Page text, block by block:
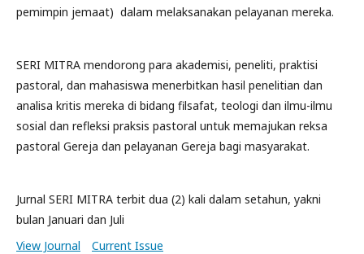
pemimpin jemaat) dalam melaksanakan pelayanan mereka.
SERI MITRA mendorong para akademisi, peneliti, praktisi
pastoral, dan mahasiswa menerbitkan hasil penelitian dan
analisa kritis mereka di bidang filsafat, teologi dan ilmu-ilmu
sosial dan refleksi praksis pastoral untuk memajukan reksa
pastoral Gereja dan pelayanan Gereja bagi masyarakat.
Jurnal SERI MITRA terbit dua (2) kali dalam setahun, yakni
bulan Januari dan Juli
View Journal
Current Issue